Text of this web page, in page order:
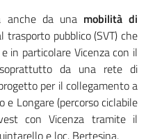
anche da una mobilità di
trasporto pubblico (SVT) che
in particolare Vicenza con il
da una rete di
per il collegamento a
e Longare (percorso ciclabile
con Vicenza tramite il
e loc. Bertesina.